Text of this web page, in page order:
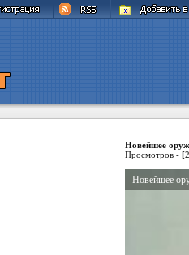
Новейшее
Просмотров - [
Новейшее